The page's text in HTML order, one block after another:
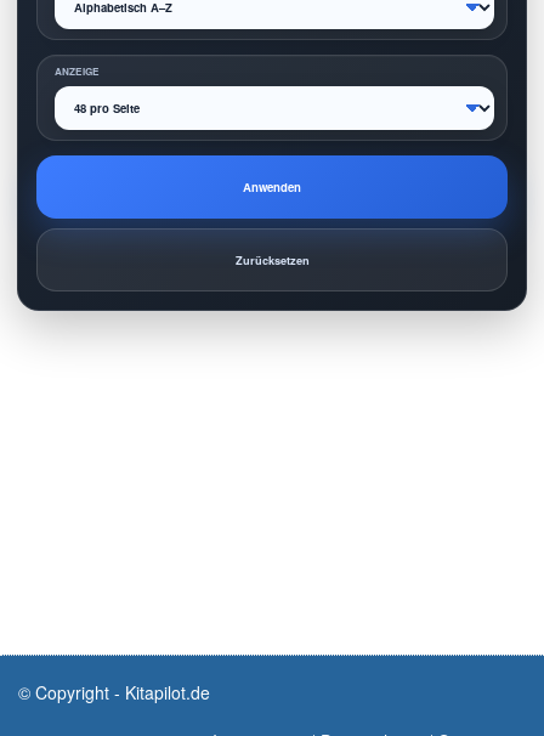
ANZEIGE
Anwenden
Zurücksetzen
© Copyright - Kitapilot.de